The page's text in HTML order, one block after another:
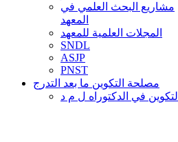
مشاريع البحث العلمي في
المعهد
المجلات العلمية للمعهد
SNDL
ASJP
PNST
مصلحة التكوين ما بعد التدرج
التكوين في الدكتوراه ل م د